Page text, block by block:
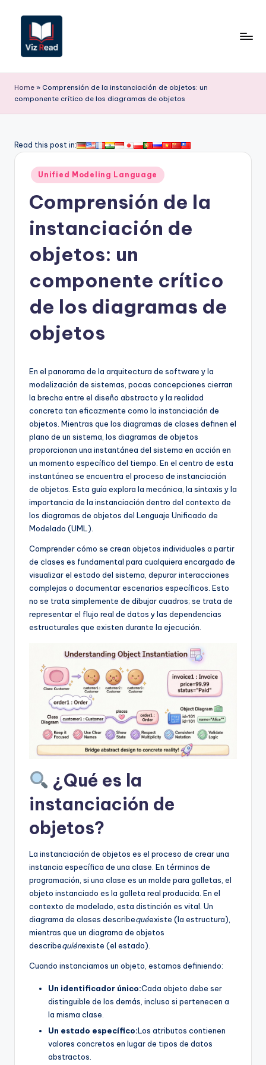
contenido
iz
R
a
o
w
&
it
Home » Comprensión de la instanciación de objetos: un
componente crítico de los diagramas de objetos
Read this post in:
Publicado
en
Unified Modeling Language
Comprensión de la
instanciación de
objetos: un
componente crítico
de los diagramas de
objetos
En el panorama de la arquitectura de software y la
modelización de sistemas, pocas concepciones cierran
la brecha entre el diseño abstracto y la realidad
concreta tan eficazmente como la instanciación de
objetos. Mientras que los diagramas de clases definen el
plano de un sistema, los diagramas de objetos
proporcionan una instantánea del sistema en acción en
un momento específico del tiempo. En el centro de esta
instantánea se encuentra el proceso de instanciación
de objetos. Esta guía explora la mecánica, la sintaxis y la
importancia de la instanciación dentro del contexto de
los diagramas de objetos del Lenguaje Unificado de
Modelado (UML).
Comprender cómo se crean objetos individuales a partir
de clases es fundamental para cualquiera encargado de
visualizar el estado del sistema, depurar interacciones
complejas o documentar escenarios específicos. Esto
no se trata simplemente de dibujar cuadros; se trata de
representar el flujo real de datos y las dependencias
estructurales que existen durante la ejecución.
¿Qué es la
instanciación de
objetos?
La instanciación de objetos es el proceso de crear una
instancia específica de una clase. En términos de
programación, si una clase es un molde para galletas, el
objeto instanciado es la galleta real producida. En el
contexto de modelado, esta distinción es vital. Un
diagrama de clases describequéexiste (la estructura),
mientras que un diagrama de objetos
describequiénexiste (el estado).
Cuando instanciamos un objeto, estamos definiendo:
Un identificador único:Cada objeto debe ser
distinguible de los demás, incluso si pertenecen a
la misma clase.
Un estado específico:Los atributos contienen
valores concretos en lugar de tipos de datos
abstractos.